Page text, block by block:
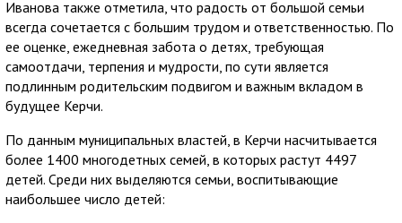
Иванова также отметила, что радость от большой семьи
всегда сочетается с большим трудом и ответственностью. По
ее оценке, ежедневная забота о детях, требующая
самоотдачи, терпения и мудрости, по сути является
подлинным родительским подвигом и важным вкладом в
будущее Керчи.
По данным муниципальных властей, в Керчи насчитывается
более 1400 многодетных семей, в которых растут 4497
детей. Среди них выделяются семьи, воспитывающие
наибольшее число детей: